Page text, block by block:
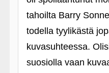
tahoilta Barry
todella tyylikästä
kuvasuhteessa.
suosiolla vaan